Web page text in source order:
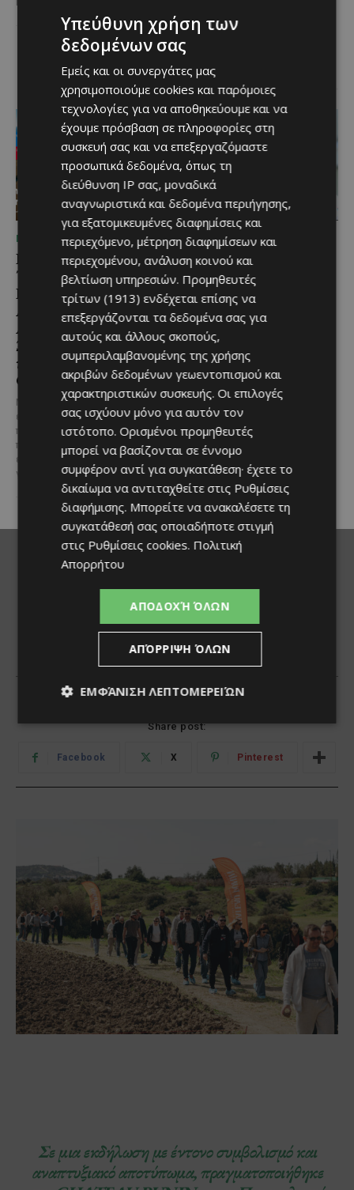
κουζίνας ξεχωρίζει ο
Λευκαρίτικος τταβάς, ένα
φαγητό που συνδέεται
ΜΈΝΟΥΜΕ ΕΝΗΜΕΡΩΜΈΝΟΙ
Εμβληματική
Τουριστική Έκταση στην
Παραλιακή Ζώνη
Αλαμινού με
Αδειοδοτημένη
Ξενοδοχειακή Ανάπτυξη
και Πανοραμική Θέα της
Θάλασσας
Μια εξαιρετικά σπάνια
επενδυτική ευκαιρία
παρουσιάζεται στην παραλιακή
περιοχή του Αλαμινού, στην
επαρχία Λάρνακας. Πρόκειται
για τρία συνεχόμενα...
ΜΈΝΟΥΜΕ ΕΝΗΜΕΡΩΜΈΝΟΙ
Επένδυση €31 εκατ. για
εκσυγχρονισμό των
Υπηρεσιών Κοινωνικής
Ευημερίας
Το έργο υλοποιείται στο πλαίσιο
του Προγράμματος Πολιτικής
Συνοχής «ΘΑΛΕΙΑ2021-2027», με
τη συγχρηματοδότησης της ΕΕ
Σε μία από τις...
Υπεύθυνη χρήση των
δεδομένων σας
Εμείς και οι συνεργάτες μας
χρησιμοποιούμε cookies και παρόμοιες
τεχνολογίες για να αποθηκεύουμε και να
έχουμε πρόσβαση σε πληροφορίες στη
συσκευή σας και να επεξεργαζόμαστε
προσωπικά δεδομένα, όπως τη
διεύθυνση IP σας, μοναδικά
αναγνωριστικά και δεδομένα περιήγησης,
για εξατομικευμένες διαφημίσεις και
περιεχόμενο, μέτρηση διαφημίσεων και
περιεχομένου, ανάλυση κοινού και
βελτίωση υπηρεσιών. Προμηθευτές
τρίτων (1913) ενδέχεται επίσης να
επεξεργάζονται τα δεδομένα σας για
αυτούς και άλλους σκοπούς,
συμπεριλαμβανομένης της χρήσης
ακριβών δεδομένων γεωεντοπισμού και
χαρακτηριστικών συσκευής. Οι επιλογές
σας ισχύουν μόνο για αυτόν τον
ιστότοπο. Ορισμένοι προμηθευτές
μπορεί να βασίζονται σε έννομο
συμφέρον αντί για συγκατάθεση· έχετε το
δικαίωμα να αντιταχθείτε στις Ρυθμίσεις
διαφήμισης. Μπορείτε να ανακαλέσετε τη
συγκατάθεσή σας οποιαδήποτε στιγμή
στις Ρυθμίσεις cookies. Πολιτική
Απορρήτου
ΑΠΟΔΟΧΉ ΌΛΩΝ
ΑΠΌΡΡΙΨΗ ΌΛΩΝ
ΕΜΦΆΝΙΣΗ ΛΕΠΤΟΜΕΡΕΙΏΝ